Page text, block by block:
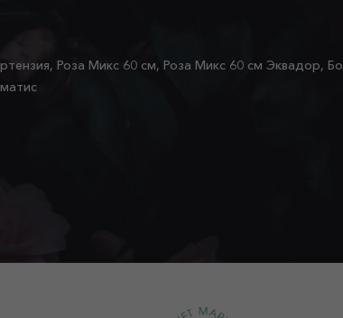
Роза Микс 60 см, Роза Микс 60 см Эквадор,